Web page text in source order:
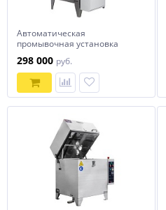
Автоматическая
промывочная установка
298 000 руб.